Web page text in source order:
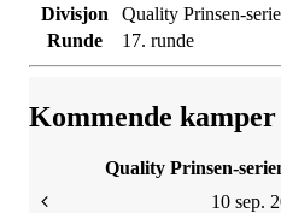
Divisjon
Quality Prinsen-
Runde
17. runde
Kommende kamper
Quality Prinsen-
10 sep.